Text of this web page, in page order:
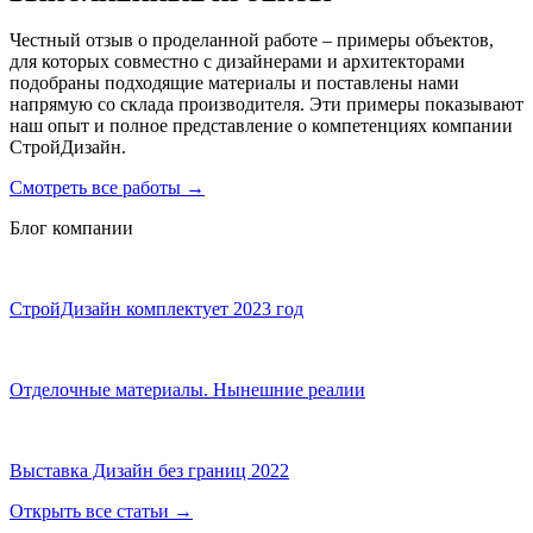
Честный отзыв о проделанной работе – примеры объектов,
для которых совместно с дизайнерами и архитекторами
подобраны подходящие материалы и поставлены нами
напрямую со склада производителя. Эти примеры показывают
наш опыт и полное представление о компетенциях компании
СтройДизайн.
Смотреть все работы →
Блог компании
СтройДизайн комплектует 2023 год
Отделочные материалы. Нынешние реалии
Выставка Дизайн без границ 2022
Открыть все статьи →